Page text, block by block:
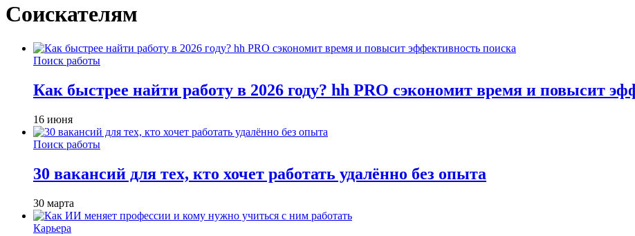
Соискателям
Поиск работы
Как быстрее найти работу в 2026 году? hh PRO сэкономит время и повысит
16 июня
Поиск работы
30 вакансий для тех, кто хочет работать удалённо без опыта
30 марта
Карьера